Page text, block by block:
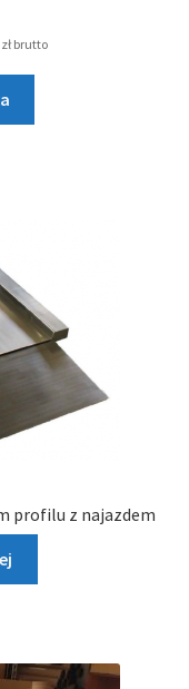
złbrutto
profilu z najazdem